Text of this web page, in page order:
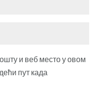
и веб место у овом
пут када